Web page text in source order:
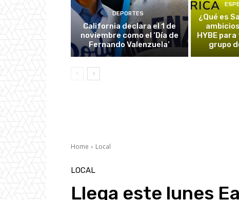
DEPORTES
California declara el 1 de
noviembre como el ‘Día de
Fernando Valenzuela’
¿Qué es
HYBE
grupo